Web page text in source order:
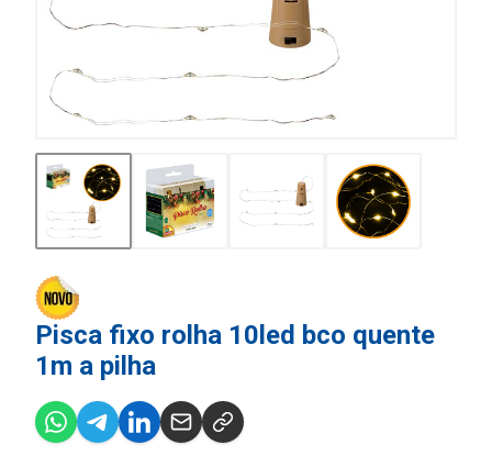
Pisca fixo rolha 10led bco quente
1m a pilha